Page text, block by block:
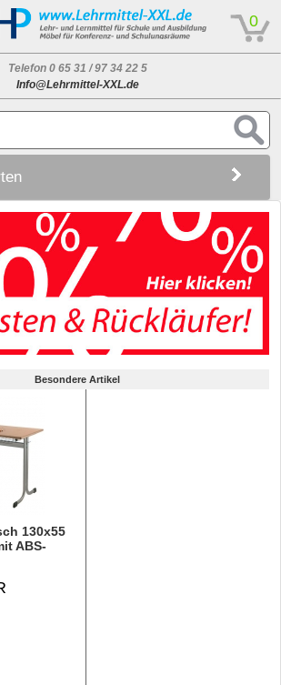
0
Telefon 0 65 31 / 97 34 22 5
Info@Lehrmittel-XXL.de
Besondere Artikel
130x55
ABS-
on eCommerce Engine xt:Commerce Shopsoftware